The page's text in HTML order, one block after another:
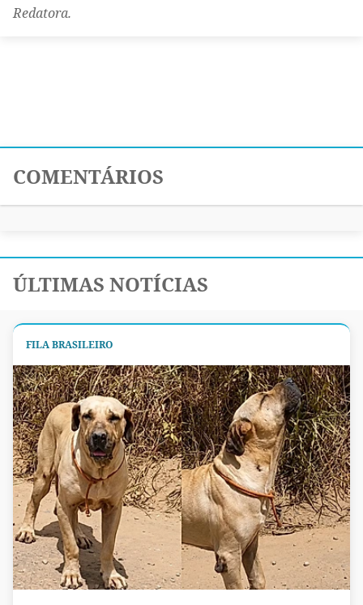
Redatora.
COMENTÁRIOS
ÚLTIMAS NOTÍCIAS
FILA BRASILEIRO